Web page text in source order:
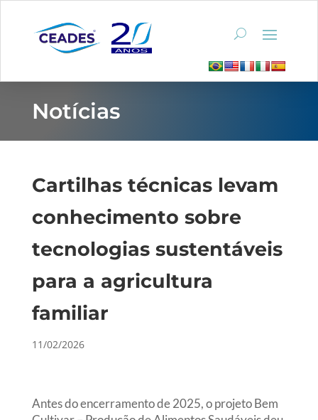
Notícias
Cartilhas técnicas levam
conhecimento sobre
tecnologias sustentáveis
para a agricultura
familiar
11/02/2026
Antes do encerramento de 2025, o projeto Bem